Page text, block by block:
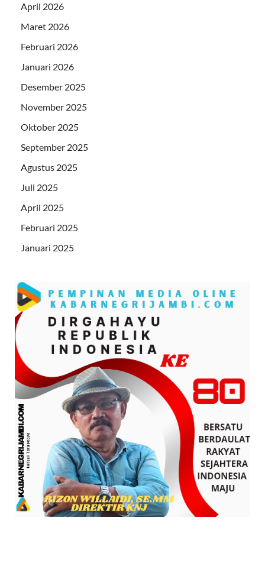
April 2026
Maret 2026
Februari 2026
Januari 2026
Desember 2025
November 2025
Oktober 2025
September 2025
Agustus 2025
Juli 2025
April 2025
Februari 2025
Januari 2025